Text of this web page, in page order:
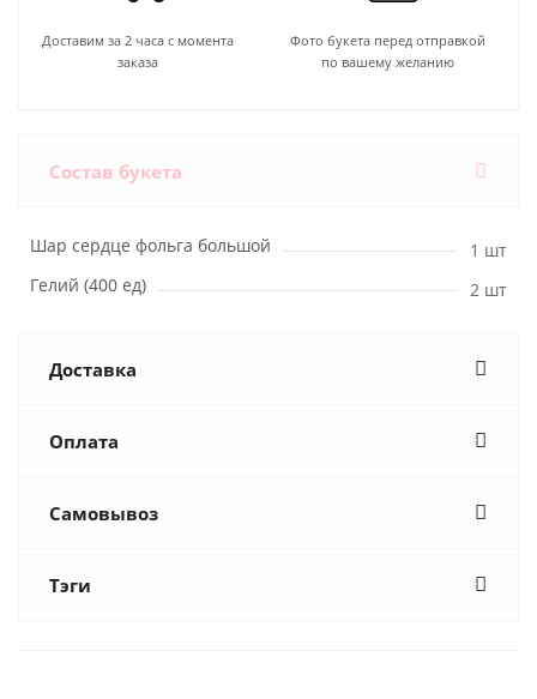
Доставим за 2 часа с момента
заказа
Фото букета перед отправкой
по вашему желанию
Состав букета
Шар сердце фольга большой
1 шт
Гелий (400 ед)
2 шт
Доставка
Оплата
Самовывоз
Тэги